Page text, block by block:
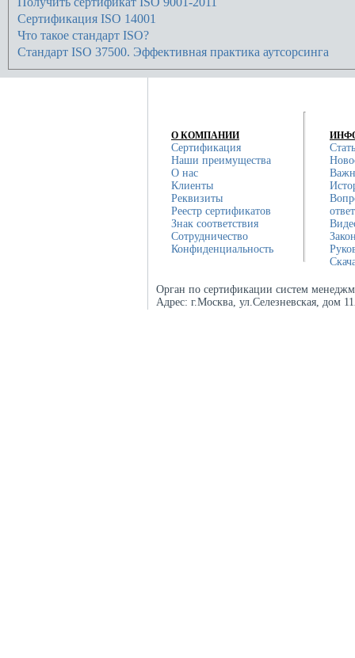
Сертификация ISO 14001
Что такое стандарт ISO?
Стандарт ISO 37500. Эффективная практика аутсорсинга
О КОМПАНИИ
Сертификация
Наши преимущества
О нас
Клиенты
Реквизиты
Реестр сертификатов
Знак соответствия
Сотрудничество
Конфиденциальность
Орган по сертификации систем
Адрес: г.Москва, ул.Селезневская, дом